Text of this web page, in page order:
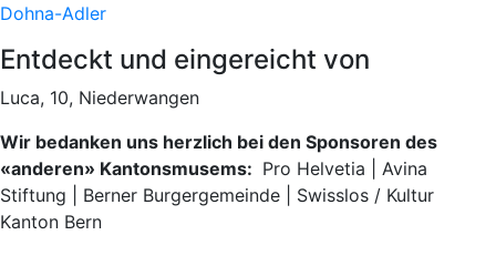
Dohna-Adler
Entdeckt und eingereicht von
Luca, 10, Niederwangen
Wir bedanken uns herzlich bei den Sponsoren des
«anderen» Kantonsmusems: Pro Helvetia | Avina
Stiftung | Berner Burgergemeinde | Swisslos / Kultur
Kanton Bern